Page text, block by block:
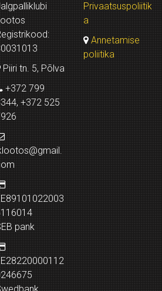
Piiri tn. 5, Põlva
+372 799
+372 525
pank
Privaatsuspoliitik
a
Annetamise
poliitika